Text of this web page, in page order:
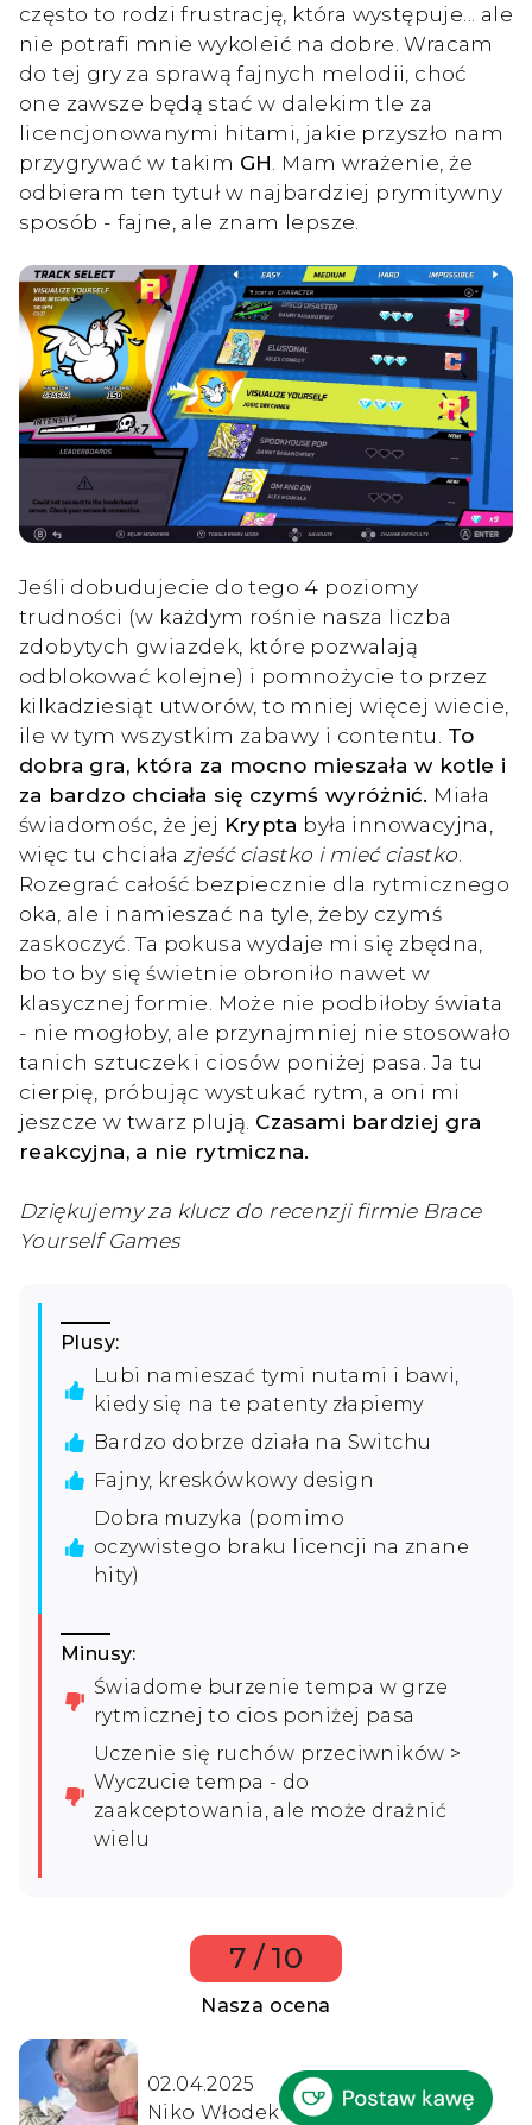
często to rodzi frustrację, która występuje... ale
nie potrafi mnie wykoleić na dobre. Wracam
do tej gry za sprawą fajnych melodii, choć
one zawsze będą stać w dalekim tle za
licencjonowanymi hitami, jakie przyszło nam
przygrywać w takim GH . Mam wrażenie, że
odbieram ten tytuł w najbardziej prymitywny
sposób - fajne, ale znam lepsze.
Jeśli dobudujecie do tego 4 poziomy
trudności (w każdym rośnie nasza liczba
zdobytych gwiazdek, które pozwalają
odblokować kolejne) i pomnożycie to przez
kilkadziesiąt utworów, to mniej więcej wiecie,
ile w tym wszystkim zabawy i contentu. To
dobra gra, która za mocno mieszała w kotle i
za bardzo chciała się czymś wyróżnić. Miała
świadomośc, że jej Krypta była innowacyjna,
więc tu chciała zjeść ciastko i mieć ciastko
Rozegrać całość bezpiecznie dla rytmicznego
oka, ale i namieszać na tyle, żeby czymś
zaskoczyć. Ta pokusa wydaje mi się zbędna,
bo to by się świetnie obroniło nawet w
klasycznej formie. Może nie podbiłoby świata
- nie mogłoby, ale przynajmniej nie stosowało
tanich sztuczek i ciosów poniżej pasa. Ja tu
cierpię, próbując wystukać rytm, a oni mi
jeszcze w twarz plują. Czasami bardziej gra
reakcyjna, a nie rytmiczna.
Dziękujemy za klucz do recenzji firmie Brace
Yourself Games
Plusy:
Lubi namieszać tymi nutami i bawi,
kiedy się na te patenty złapiemy
Bardzo dobrze działa na Switchu
Fajny, kreskówkowy design
Dobra muzyka (pomimo
oczywistego braku licencji na znane
hity)
Minusy:
Świadome burzenie tempa w grze
rytmicznej to cios poniżej pasa
Uczenie się ruchów przeciwników >
Wyczucie tempa - do
zaakceptowania, ale może drażnić
wielu
7 / 10
Nasza ocena
02.04.2025
Niko Włodek